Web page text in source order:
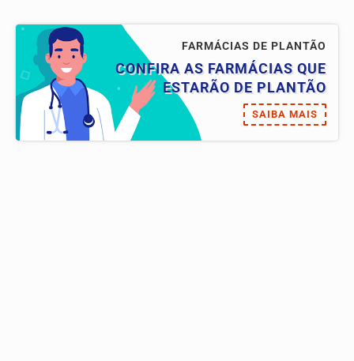
FARMÁCIAS DE PLANTÃO
CONFIRA AS FARMÁCIAS QUE
ESTARÃO DE PLANTÃO
SAIBA MAIS